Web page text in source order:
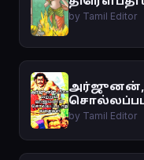
by Tamil Editor
by Tamil Editor